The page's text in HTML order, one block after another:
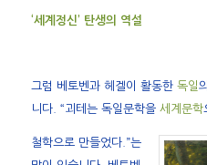
‘세계정신’ 탄생의 역설
그럼 베토벤과 헤겔이 활동한 독일
니다. “괴테는 독일문학을 세계문학
철학으로 만들었다.”는